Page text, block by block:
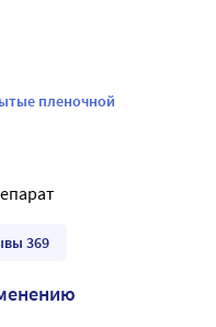
пленочной
369